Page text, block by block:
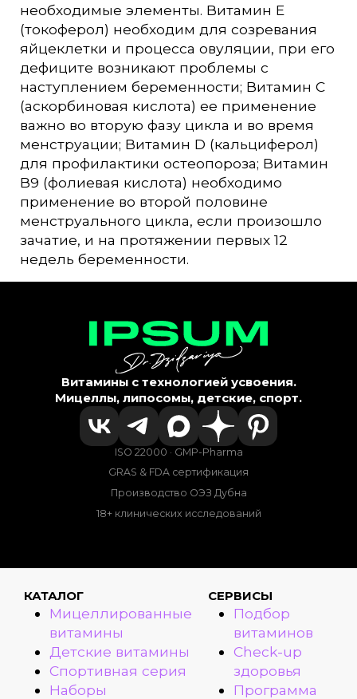
необходимые элементы. Витамин Е
(токоферол) необходим для созревания
яйцеклетки и процесса овуляции, при его
дефиците возникают проблемы с
наступлением беременности; Витамин С
(аскорбиновая кислота) ее применение
важно во вторую фазу цикла и во время
менструации; Витамин D (кальциферол)
для профилактики остеопороза; Витамин
В9 (фолиевая кислота) необходимо
применение во второй половине
менструального цикла, если произошло
зачатие, и на протяжении первых 12
недель беременности.
Витамины с технологией усвоения.
Мицеллы, липосомы, детские, спорт.
ISO 22000 · GMP-Pharma
GRAS & FDA сертификация
Производство ОЭЗ Дубна
18+ клинических исследований
КАТАЛОГ
Мицеллированные
витамины
Детские витамины
Спортивная серия
Наборы
СЕРВИСЫ
Подбор
витаминов
Check-up
здоровья
Программа